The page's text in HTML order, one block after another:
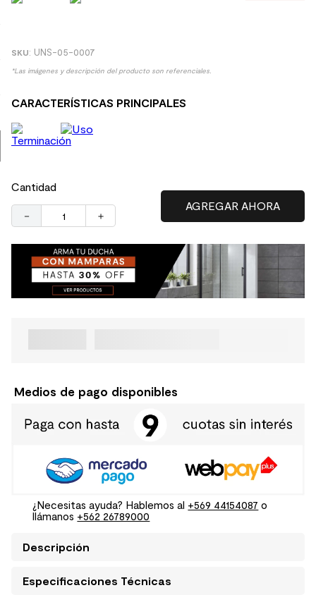
: UNS-05-0007
*Las imágenes y descripción del producto son referenciales.
CARACTERÍSTICAS PRINCIPALES
Cantidad
＋
－
Medios de pago disponibles
¿Necesitas ayuda? Hablemos al +569 44154087 o
llámanos +562 26789000
Descripción
Especificaciones Técnicas